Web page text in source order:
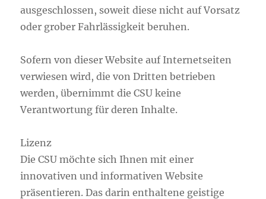
ausgeschlossen, soweit diese nicht auf Vorsatz
oder grober Fahrlässigkeit beruhen.
Sofern von dieser Website auf Internetseiten
verwiesen wird, die von Dritten betrieben
werden, übernimmt die CSU keine
Verantwortung für deren Inhalte.
Lizenz
Die CSU möchte sich Ihnen mit einer
innovativen und informativen Website
präsentieren. Das darin enthaltene geistige